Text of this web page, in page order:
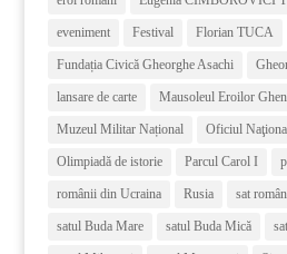
eveniment Festival Florian TUCA
Fundația Civică Gheorghe Asachi
lansare de carte Mausoleul Eroilor
Muzeul Militar Național Oficiul
Olimpiadă de istorie Parcul Carol I
românii din Ucraina Rusia sat
satul Buda Mare satul Buda Mică